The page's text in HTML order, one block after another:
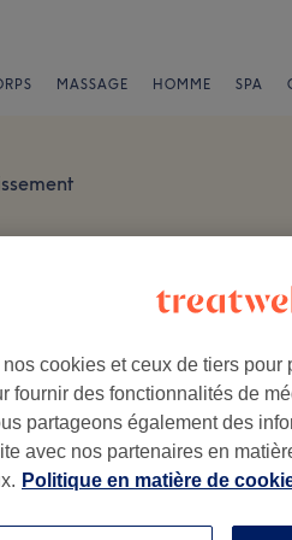
MASSAGE HOMME SPA
Ambiance
cookies et ceux de tiers
fournir des fonctionnalités de
partageons également des
avec nos partenaires en
Politique en matière de